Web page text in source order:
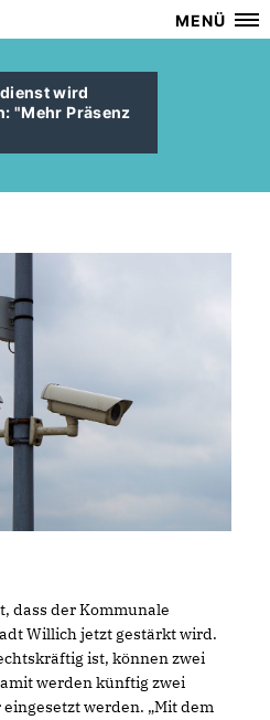
MENÜ
wird
"Mehr Präsenz
dass der Kommunale
Willich jetzt gestärkt wird.
ist, können zwei
werden künftig zwei
werden. „Mit dem